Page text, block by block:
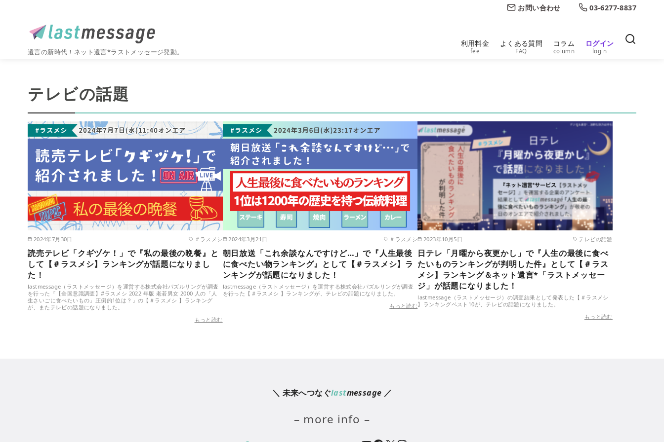
お問い合わせ 03-6277-8837
遺言の新時代！ネット遺言*ラストメッセージ発動。
利用料金
fee
よくある質問
FAQ
コラム
column
ログイン
login
テレビの話題
2024年7月30日 ＃ラスメシ
読売テレビ「クギヅケ！」で『私の最後の晩餐』と
して【＃ラスメシ】ランキングが話題になりまし
た！
lastmessage（ラストメッセージ）を運営する株式会社パズルリングが調査
を行った『【全国意識調査】#ラスメシ 2022 年版 老若男女 2000 人の「人
生さいごに食べたいもの」圧倒的1位は？』の【＃ラスメシ 】ランキング
が、またテレビの話題になりました。
もっと読む
2024年3月21日 ＃ラスメシ
朝日放送「これ余談なんですけど…」で『人生最後
に食べたい物ランキング』として【＃ラスメシ】ラ
ンキングが話題になりました！
lastmessage（ラストメッセージ）を運営する株式会社パズルリングが調査
を行った【＃ラスメシ 】ランキングが、テレビの話題になりました。
もっと読む
2023年10月5日 テレビの話題
日テレ「月曜から夜更かし」で『人生の最後に食べ
たいものランキングが判明した件』として【＃ラス
メシ】ランキング＆ネット遺言*「ラストメッセー
ジ」が話題になりました！
lastmessage（ラストメッセージ）の調査結果として発表した【＃ラスメシ
】ランキングベスト10が、テレビの話題になりました。
もっと読む
＼ 未来へつなぐlastmessage ／
– more info –